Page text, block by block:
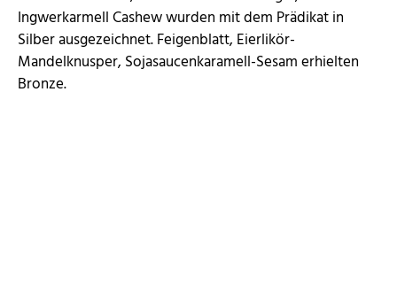
Ingwerkarmell Cashew wurden mit dem Prädikat in
Silber ausgezeichnet. Feigenblatt, Eierlikör-
Mandelknusper, Sojasaucenkaramell-Sesam erhielten
Bronze.